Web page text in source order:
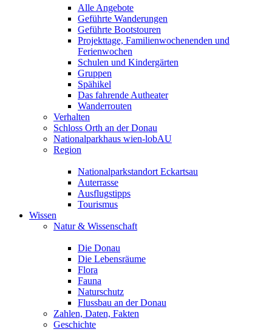
Alle Angebote
Geführte Wanderungen
Geführte Bootstouren
Projekttage, Familienwochenenden und
Ferienwochen
Schulen und Kindergärten
Gruppen
Spähikel
Das fahrende Autheater
Wanderrouten
Verhalten
Schloss Orth an der Donau
Nationalparkhaus wien-lobAU
Region
Nationalparkstandort Eckartsau
Auterrasse
Ausflugstipps
Tourismus
Wissen
Natur & Wissenschaft
Die Donau
Die Lebensräume
Flora
Fauna
Naturschutz
Flussbau an der Donau
Zahlen, Daten, Fakten
Geschichte